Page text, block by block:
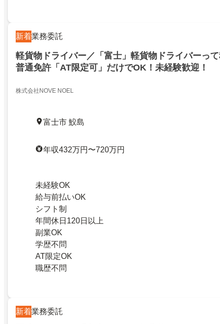
新着業務委託
軽貨物ドライバー／「富士」軽貨物ドライバーっ
普通免許「AT限定可」だけでOK！未経験歓迎！
株式会社NOVE NOEL
富士市 鮫島
年収432万円〜720万円
未経験OK
給与前払いOK
シフト制
年間休日120日以上
副業OK
学歴不問
AT限定OK
職歴不問
新着業務委託